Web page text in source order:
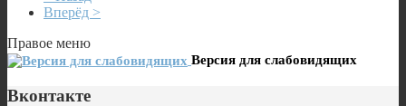
Вперёд >
Правое меню
Версия для слабовидящих
Вконтакте